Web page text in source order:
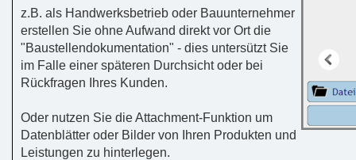
z.B. als Handwerksbetrieb oder Bauunternehmer
erstellen Sie ohne Aufwand direkt vor Ort die
"Baustellendokumentation" - dies untersützt Sie
im Falle einer späteren Durchsicht oder bei
Rückfragen Ihres Kunden.
Oder nutzen Sie die Attachment-Funktion um
Datenblätter oder Bilder von Ihren Produkten und
Leistungen zu hinterlegen.